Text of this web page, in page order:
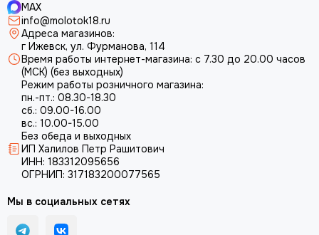
MAX
info@molotok18.ru
Адреса магазинов:
г Ижевск, ул. Фурманова, 114
Время работы интернет-магазина: с 7.30 до 20.00 часов
(МСК) (без выходных)
Режим работы розничного магазина:
пн.-пт.: 08.30-18.30
сб.: 09.00-16.00
вс.: 10.00-15.00
Без обеда и выходных
ИП Халилов Петр Рашитович
ИНН: 183312095656
ОГРНИП: 317183200077565
Мы в социальных сетях